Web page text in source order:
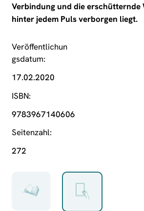
Verbindung und die erschütternde
hinter jedem Puls verborgen liegt.
Veröffentlichun
gsdatum
17.02.2020
ISBN
9783967140606
Seitenzahl
272